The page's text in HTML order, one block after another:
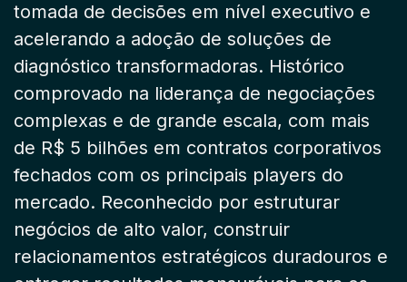
tomada de decisões em nível executivo e
acelerando a adoção de soluções de
diagnóstico transformadoras. Histórico
comprovado na liderança de negociações
complexas e de grande escala, com mais
de R$ 5 bilhões em contratos corporativos
fechados com os principais players do
mercado. Reconhecido por estruturar
negócios de alto valor, construir
relacionamentos estratégicos duradouros e